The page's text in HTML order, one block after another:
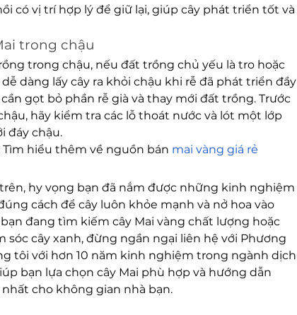
có vị trí hợp lý để giữ lại, giúp cây phát triển tốt và
trong chậu
trong chậu, nếu đất trồng chủ yếu là tro hoặc
dàng lấy cây ra khỏi chậu khi rễ đã phát triển đầy
cần gọt bỏ phần rễ già và thay mới đất trồng. Trước
hãy kiểm tra các lỗ thoát nước và lót một lớp
đáy chậu.
Tìm hiểu thêm về nguồn bán mai vàng giá rẻ
hy vọng bạn đã nắm được những kinh nghiệm
cách để cây luôn khỏe mạnh và nở hoa vào
đang tìm kiếm cây Mai vàng chất lượng hoặc
sóc cây xanh, đừng ngần ngại liên hệ với Phương
tôi với hơn 10 năm kinh nghiệm trong ngành dịch
bạn lựa chọn cây Mai phù hợp và hướng dẫn
cho không gian nhà bạn.